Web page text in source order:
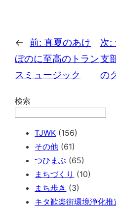
← 前:真夏のあけ
ぼのに至高のトラン
スミュージック
次:
支
の
検索
TJWK (156)
その他 (61)
つひまぶ (65)
まちづくり (10)
まち歩き (3)
キタ歓楽街環境浄化推